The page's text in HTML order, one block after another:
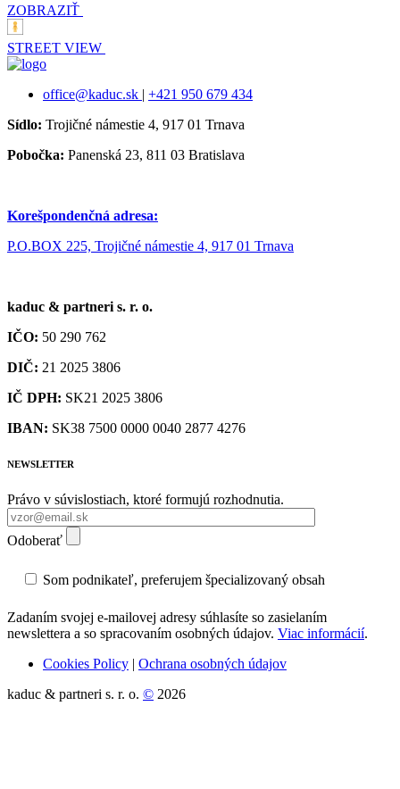
ZOBRAZIŤ
STREET VIEW
office@kaduc.sk | +421 950 679 434
Sídlo: Trojičné námestie 4, 917 01 Trnava
Pobočka: Panenská 23, 811 03 Bratislava
Korešpondenčná adresa:
P.O.BOX 225, Trojičné námestie 4, 917 01 Trnava
kaduc & partneri s. r. o.
IČO: 50 290 762
DIČ: 21 2025 3806
IČ DPH: SK21 2025 3806
IBAN: SK38 7500 0000 0040 2877 4276
NEWSLETTER
Právo v súvislostiach, ktoré formujú rozhodnutia.
Odoberať
Som podnikateľ, preferujem špecializovaný obsah
Zadaním svojej e-mailovej adresy súhlasíte so zasielaním
newslettera a so spracovaním osobných údajov. Viac informácií.
Cookies Policy | Ochrana osobných údajov
kaduc & partneri s. r. o. © 2026